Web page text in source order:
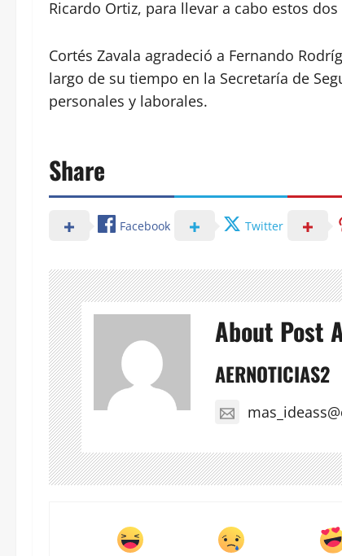
Ricardo Ortiz, para llevar a cabo estos
Cortés Zavala agradeció a Fernando
largo de su tiempo en la Secretaría de
personales y laborales.
Share
Facebook Twitter
About Post
AERNOTICIAS2